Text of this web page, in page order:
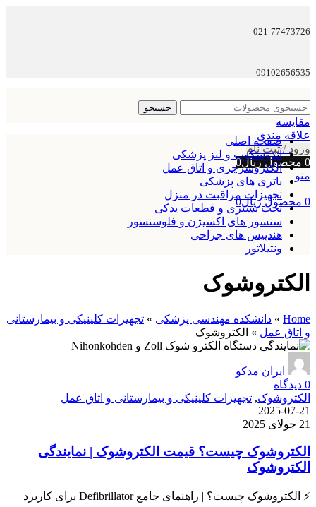
021-77473726
09102656535
جستجو
مقایسه
علاقه مندی
ورود / ثبت نام
0 محصول ریال0
منو
0 محصول ریال0
صفحه اصلی
آندوسکوپ و لنز پزشکی
الکتروسرجری و اتاق عمل
باتری های پزشکی
تجهیزات مراقبت در منزل
تخت بستری و قطعات یدکی
سنسور های اکسیژن و فلوسنسور
هندپیس های جراحی
ونتیلاتور
الکتروشوک
Home
» دانشکده مهندسی پزشکی » تجهیزات کلینیکی و بیمارستانی
و اتاق عمل » الکتروشوک
ایران مدکو
0 دیدگاه
الکتروشوک, تجهیزات کلینیکی و بیمارستانی و اتاق عمل
2025-07-21
21 جولای 2025
الکتروشوک چیست؟ قیمت الکتروشوک | نمایندگی
الکتروشوک
⚡ الکتروشوک چیست؟ | راهنمای جامع Defibrillator برای کاربرد